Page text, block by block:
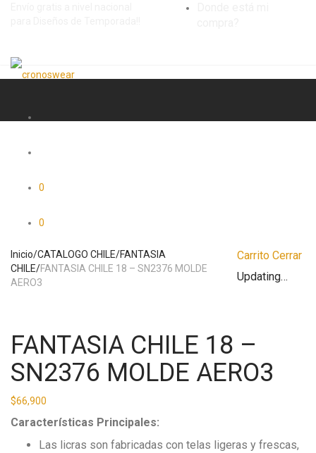
0
0
Inicio/CATALOGO CHILE/FANTASIA
CHILE/FANTASIA CHILE 18 – SN2376 MOLDE
AERO3
FANTASIA CHILE 18 –
SN2376 MOLDE AERO3
$66,900
Características Principales:
Las licras son fabricadas con telas ligeras y frescas,
Carrito Cerrar
Updating…